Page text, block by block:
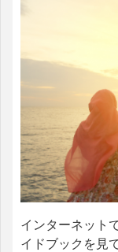
インターネット
イドブックを見